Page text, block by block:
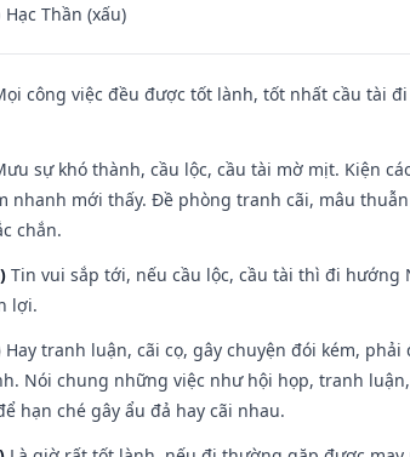
Thần (xấu)
công việc đều được tốt lành, tốt nhất cầu tài
sự khó thành, cầu lộc, cầu tài mờ mịt. Kiện
mới thấy. Đề phòng tranh cãi, mâu
chắn.
Tin vui sắp tới, nếu cầu lộc, cầu tài thì đi
lợi.
Hay tranh luận, cãi cọ, gây chuyện đói kém,
Nói chung những việc như hội họp, tranh
hạn ché gây ẩu đả hay cãi nhau.